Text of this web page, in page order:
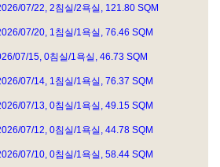
07/22, 2침실/2욕실, 121.80 SQM
07/20, 1침실/1욕실, 76.46 SQM
07/15, 0침실/1욕실, 46.73 SQM
07/14, 1침실/1욕실, 76.37 SQM
07/13, 0침실/1욕실, 49.15 SQM
07/12, 0침실/1욕실, 44.78 SQM
07/10, 0침실/1욕실, 58.44 SQM